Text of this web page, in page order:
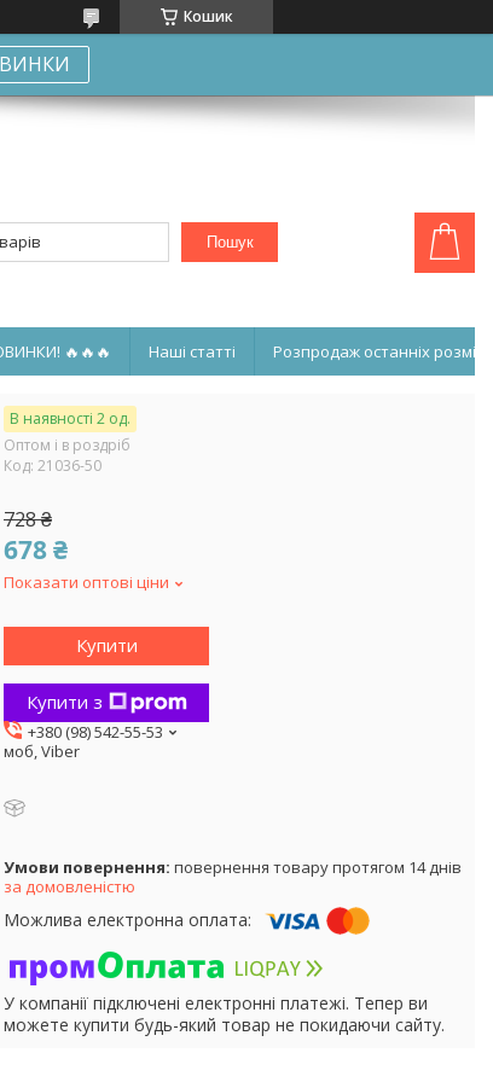
Кошик
Пошук
🔥🔥🔥 Наші статті Розпродаж останніх
В наявності 2 од.
Оптом і в роздріб
Код: 21036-50
728 ₴
678 ₴
Показати оптові ціни
Купити
Купити з
+380 (98) 542-55-53
моб, Viber
повернення товару протягом 14 днів
за домовленістю
У компанії підключені електронні платежі. Тепер ви
можете купити будь-який товар не покидаючи сайту.